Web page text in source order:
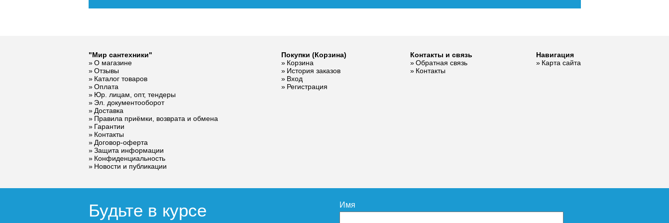
Клапан
предохранительный
ROMMER для
отопления 2.5 бар
1/2 x3/4 RVS-0001-
002515
Подробнее
0003-006015
"Мир сантехники"
О магазине
Отзывы
Каталог товаров
Оплата
Юр. лицам, опт, тендеры
Эл. документооборот
Доставка
Правила приёмки, возврата и обмена
Гарантии
Контакты
Договор-оферта
Защита информации
Конфиденциальность
Новости и публикации
Покупки (Корзина)
Корзина
История заказов
Вход
Регистрация
Контакты и связь
Обратная связь
Контакты
Навигация
Карта сайта
Будьте в курсе Имя